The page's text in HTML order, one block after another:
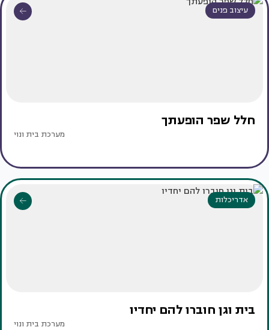
עיצוב פנים
חלל שפר הופעתך
מערכת בית ונוי
אדריכלות
בית וגן חוברו להם יחדיו
מערכת בית ונוי